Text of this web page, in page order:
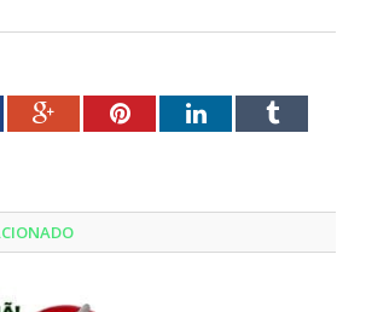
Google+PinterestLinkedInTumblr